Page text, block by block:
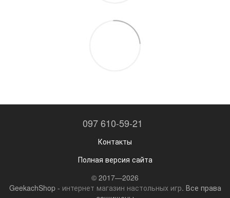
097 610-59-21
Контакты
Полная версия сайта
© 2017—2026
GeekachShop - интернет магазин настольных игр. Все права